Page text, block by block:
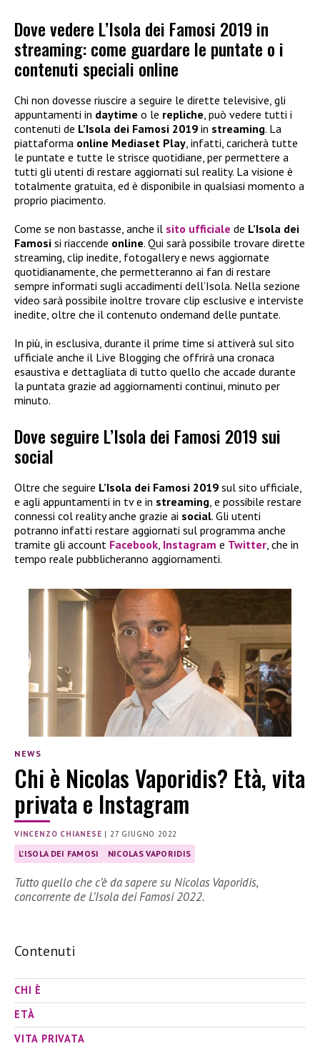
Dove vedere L’Isola dei Famosi 2019 in
streaming: come guardare le puntate o i
contenuti speciali online
Chi non dovesse riuscire a seguire le dirette televisive, gli
appuntamenti in daytime o le repliche , può vedere tutti i
contenuti de L’Isola dei Famosi 2019 in streaming. La
piattaforma online Mediaset Play , infatti, caricherà tutte
le puntate e tutte le strisce quotidiane, per permettere a
tutti gli utenti di restare aggiornati sul reality. La visione è
totalmente gratuita, ed è disponibile in qualsiasi momento a
proprio piacimento.
Come se non bastasse, anche il sito ufficiale de L’Isola dei
Famosi si riaccende online. Qui sarà possibile trovare dirette
streaming, clip inedite, fotogallery e news aggiornate
quotidianamente, che permetteranno ai fan di restare
sempre informati sugli accadimenti dell’Isola. Nella sezione
video sarà possibile inoltre trovare clip esclusive e interviste
inedite, oltre che il contenuto ondemand delle puntate.
In più, in esclusiva, durante il prime time si attiverà sul sito
ufficiale anche il Live Blogging che offrirà una cronaca
esaustiva e dettagliata di tutto quello che accade durante
la puntata grazie ad aggiornamenti continui, minuto per
minuto.
Dove seguire L’Isola dei Famosi 2019 sui
social
Oltre che seguire L’Isola dei Famosi 2019 sul sito ufficiale,
e agli appuntamenti in tv e in streaming , e possibile restare
connessi col reality anche grazie ai social. Gli utenti
potranno infatti restare aggiornati sul programma anche
tramite gli account Facebook Instagram e Twitter , che in
tempo reale pubblicheranno aggiornamenti.
NEWS
Chi è Nicolas Vaporidis? Età, vita
privata e Instagram
VINCENZO CHIANESE |27 GIUGNO 2022
L'ISOLA DEI FAMOSI NICOLAS VAPORIDIS
Tutto quello che c’è da sapere su Nicolas Vaporidis,
concorrente de L’Isola dei Famosi 2022.
Contenuti
CHI È
ETÀ
VITA PRIVATA